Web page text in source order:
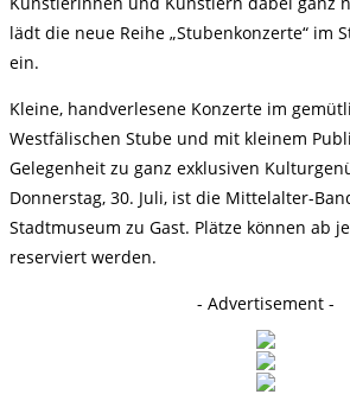
lädt die neue Reihe „Stubenkonzerte“ im
ein.
Kleine, handverlesene Konzerte im
Westfälischen Stube und mit kleinem
Gelegenheit zu ganz exklusiven
Donnerstag, 30. Juli, ist die Mittelalter-
Stadtmuseum zu Gast. Plätze können ab
reserviert werden.
- Advertisement -